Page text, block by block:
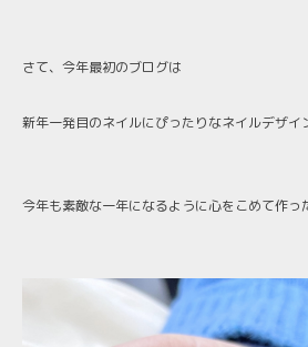
さて、今年最初のブログは
新年一発目のネイルにぴったりなネイルデザイ
今年も素敵な一年になるように心をこめて作っ